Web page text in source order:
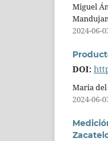
Miguel
2024-06-
DOI:
Maria
2024-06-